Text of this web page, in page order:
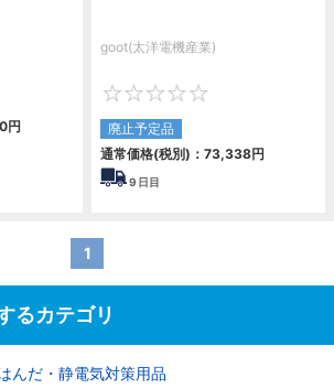
円
goot(太洋電機産業)
廃止予定品
通常価格(税別)： 73,338円
9 日目
1
るカテゴリ
んだ・静電気対策用品